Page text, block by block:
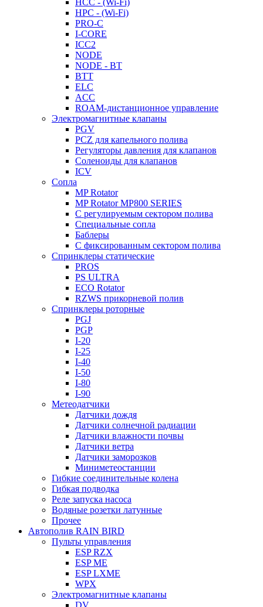
HCC - (Wi-Fi)
HPC - (Wi-Fi)
PRO-C
I-CORE
ICC2
NODE
NODE - BT
BTT
ELC
ACC
ROAM-дистанционное управление
Электромагнитные клапаны
PGV
PCZ для капельного полива
Регуляторы давления для клапанов
Соленоиды для клапанов
ICV
Сопла
MP Rotator
MP Rotator MP800 SERIES
С регулируемым сектором полива
Специальные сопла
Баблеры
С фиксированным сектором полива
Спринклеры статические
PROS
PS ULTRA
ECO Rotator
RZWS прикорневой полив
Спринклеры роторные
PGJ
PGP
I-20
I-25
I-40
I-50
I-80
I-90
Метеодатчики
Датчики дождя
Датчики солнечной радиации
Датчики влажности почвы
Датчики ветра
Датчики заморозков
Миниметеостанции
Гибкие соединительные колена
Гибкая подводка
Реле запуска насоса
Водяные розетки латунные
Прочее
Автополив RAIN BIRD
Пульты управления
ESP RZX
ESP ME
ESP LXME
WPX
Электромагнитные клапаны